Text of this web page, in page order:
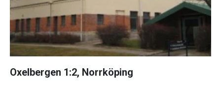
Oxelbergen 1:2, Norrköping